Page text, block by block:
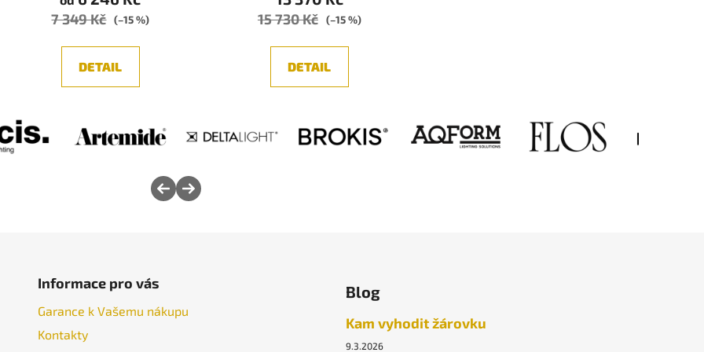
5,0
5
7 349 Kč (–15 %)
DETAIL
5,0
5
15 730 Kč (–15 %)
DETAIL
Informace pro vás
Garance k Vašemu nákupu
Kontakty
Blog
Kam vyhodit žárovku
9.3.2026